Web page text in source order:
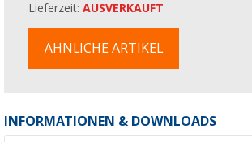
Lieferzeit: AUSVERKAUFT
ÄHNLICHE ARTIKEL
INFORMATIONEN & DOWNLOADS